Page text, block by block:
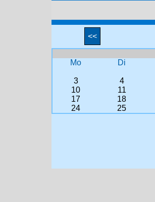
<<
Mo
Di
3
4
10
11
17
18
24
25